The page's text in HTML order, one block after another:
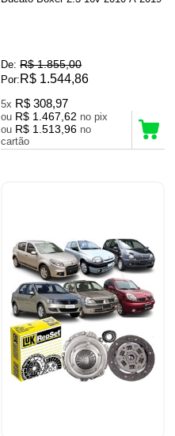
De: R$ 1.855,00
Por: R$ 1.544,86
5x R$ 308,97
ou R$ 1.467,62
no pix
ou R$ 1.513,96 no
cartão